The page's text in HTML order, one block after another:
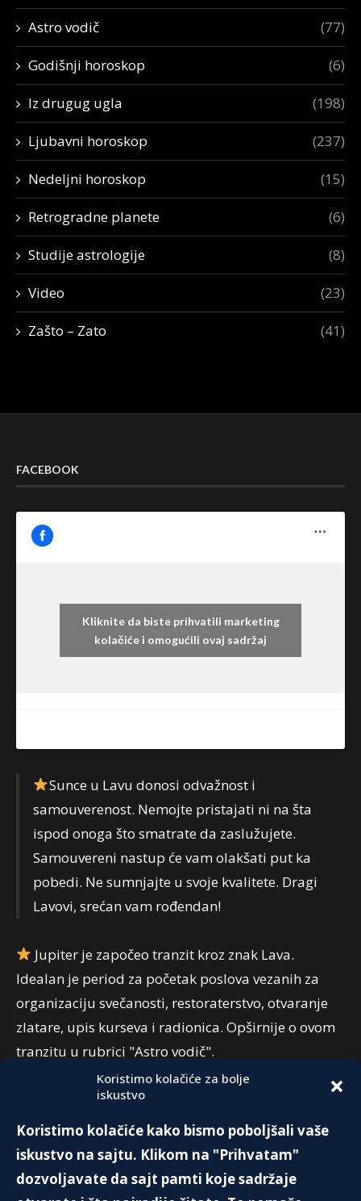
Koristimo kolačiće za bolje
iskustvo
Koristimo kolačiće kako bismo poboljšali vaše
iskustvo na sajtu. Klikom na "Prihvatam"
dozvoljavate da sajt pamti koje sadržaje
Astro vodič (77)
Godišnji horoskop (6)
Iz drugug ugla (198)
Ljubavni horoskop (237)
Nedeljni horoskop (15)
Retrogradne planete (6)
Studije astrologije (8)
Video (23)
Zašto – Zato (41)
FACEBOOK
Facebook
Kliknite da biste prihvatili marketing
kolačiće i omogućili ovaj sadržaj
Sunce u Lavu donosi odvažnost i
samouverenost. Nemojte pristajati ni na šta
ispod onoga što smatrate da zaslužujete.
Samouvereni nastup će vam olakšati put ka
pobedi. Ne sumnjajte u svoje kvalitete. Dragi
Lavovi, srećan vam rođendan!
Jupiter je započeo tranzit kroz znak Lava.
Idealan je period za početak poslova vezanih za
organizaciju svečanosti, restoraterstvo, otvaranje
zlatare, upis kurseva i radionica. Opširnije o ovom
tranzitu u rubrici "Astro vodič".
27. Aprila 2020.